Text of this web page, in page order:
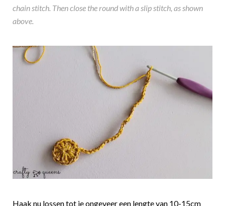
chain stitch. Then close the round with a slip stitch, as shown
above.
Haak nu lossen tot je ongeveer een lengte van 10-15cm